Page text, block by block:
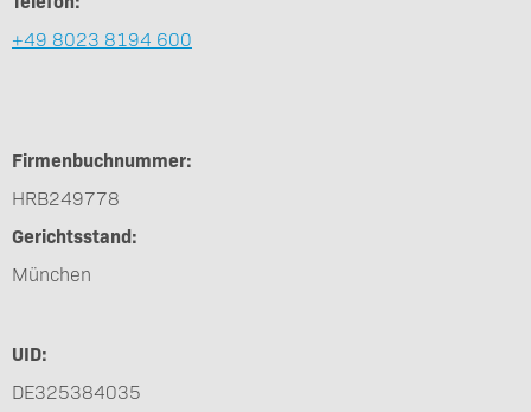
+49 8023 8194 600
Firmenbuchnummer:
HRB249778
Gerichtsstand:
München
UID:
DE325384035